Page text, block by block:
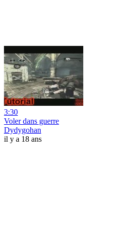
3:30
Voler dans guerre
Dydygohan
il y a 18 ans